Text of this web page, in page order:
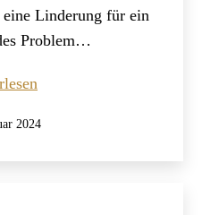
Linderung für ein
Problem…
2024